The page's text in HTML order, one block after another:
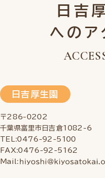
日吉
へのア
日吉厚生園
〒286-0202
千葉県富里市日吉倉1082-6
TEL:0476-92-5100
FAX:0476-92-5162
Mail: